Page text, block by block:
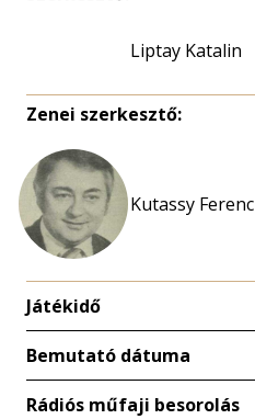
Liptay Katalin
Zenei szerkesztő:
Kutassy Ferenc
Játékidő
Bemutató dátuma
Rádiós műfaji besorolás